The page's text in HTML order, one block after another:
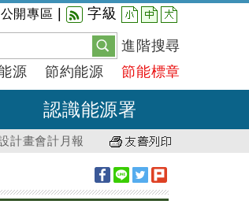
開專區 字級 小 中 大
進階搜尋
源 節約能源 節能標章
認識能源署
計畫會計月報